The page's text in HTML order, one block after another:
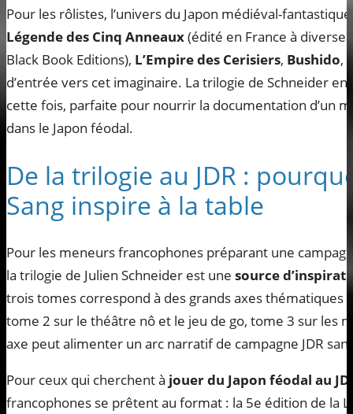
Pour les rôlistes, l’univers du Japon médiéval-
Légende des Cinq Anneaux(édité en France à
Black Book Editions), L’Empire des Cerisiers, Bushido,
d’entrée vers cet imaginaire. La trilogie de Schneider
cette fois, parfaite pour nourrir la documentation d’un
dans le Japon féodal.
De la trilogie au JDR :
Sang inspire à la table
Pour les meneurs francophones préparant une
la trilogie de Julien Schneider est une source
trois tomes correspond à des grands axes thématiques :
tome 2 sur le théâtre nô et le jeu de go, tome 3 sur les
axe peut alimenter un arc narratif de campagne JDR
Pour ceux qui cherchent à jouer du Japon féodal au
francophones se prêtent au format : la 5e édition de la